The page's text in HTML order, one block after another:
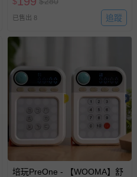
已售出 8 追蹤
培玩PreOne - 【WOOMA】舒